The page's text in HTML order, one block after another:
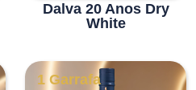
Dalva 20 Anos Dry
White
1 Garrafa